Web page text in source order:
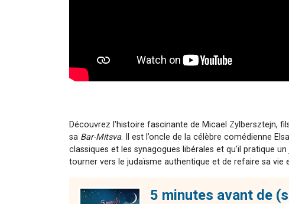
Découvrez l'histoire fascinante de Micael Zylbersztejn,
sa Bar-Mitsva. Il est l’oncle de la célèbre comédienne
classiques et les synagogues libérales et qu'il pratique
tourner vers le judaïsme authentique et de refaire sa vie
5 minutes avant de